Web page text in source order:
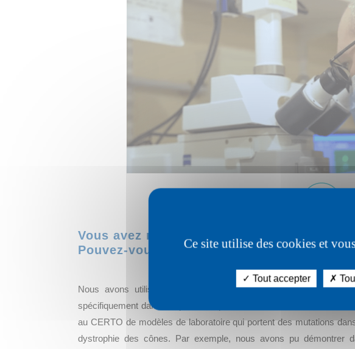
Ce site utilise des cookies et
Tout accepter
Vous avez mis au point une stratégie
Pouvez-vous nous dresser un bilan de vos
Nous avons utilisé une approche par thérapie génique. Elle
spécifiquement dans les photorécepteurs afin de contrecarrer les
au CERTO de modèles de laboratoire qui portent des mutations
dystrophie des cônes. Par exemple, nous avons pu démontrer